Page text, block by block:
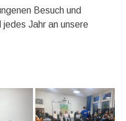
Besuch und
jedes Jahr an unsere